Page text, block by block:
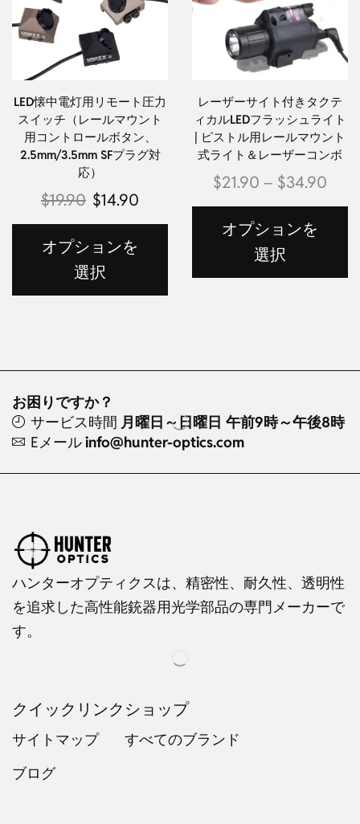
LED懐中電灯用リモート圧力
スイッチ（レールマウント
用コントロールボタン、
2.5mm/3.5mm SFプラグ対
応）
$19.90 $14.90
オプションを
選択
レーザーサイト付きタクテ
ィカルLEDフラッシュライト
| ピストル用レールマウント
式ライト＆レーザーコンボ
$21.90 – $34.90
オプションを
選択
お困りですか？
サービス時間 月曜日～日曜日 午前9時～午後8時
Eメールinfo@hunter-optics.com
ハンターオプティクスは、精密性、耐久性、透明性
を追求した高性能銃器用光学部品の専門メーカーで
す。
クイックリンク
サイトマップ
ブログ
ショップ
すべてのブランド